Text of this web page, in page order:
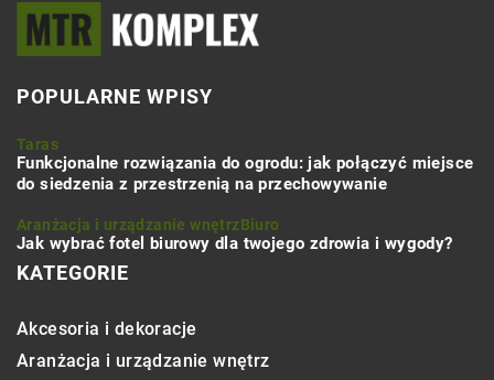
POPULARNE WPISY
Taras
Funkcjonalne rozwiązania do ogrodu: jak połączyć miejsce
do siedzenia z przestrzenią na przechowywanie
Aranżacja i urządzanie wnętrzBiuro
Jak wybrać fotel biurowy dla twojego zdrowia i wygody?
KATEGORIE
Akcesoria i dekoracje
Aranżacja i urządzanie wnętrz